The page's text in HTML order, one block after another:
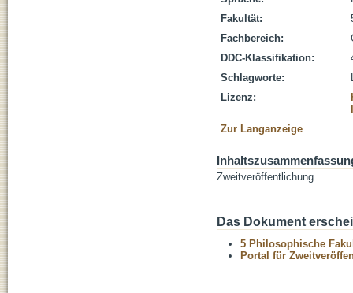
Fakultät:
Fachbereich:
DDC-Klassifikation:
Schlagworte:
Lizenz:
Zur Langanzeige
Zweitveröffentlichung
Das Dokument
5 Philosophische
Portal für